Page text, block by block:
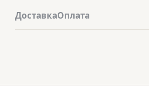
ДоставкаОплата